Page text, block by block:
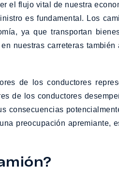
el flujo vital de nuestra
es fundamental. Los
ya que transportan
nuestras carreteras
de los conductores
de los conductores
consecuencias
preocupación apremiante,